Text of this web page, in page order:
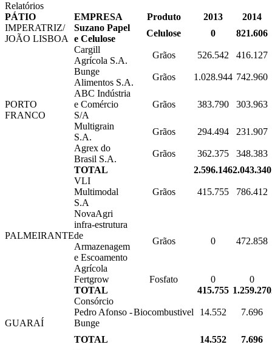
Relatórios
PÁTIO
EMPRESA Produto 2013
2014
IMPERATRIZ/
JOÃO LISBOA
Suzano Papel
e Celulose
Celulose 0 821.606
PORTO
FRANCO
Cargill
Agrícola S.A.
Grãos 526.542
416.127
Bunge
Alimentos S.A.
Grãos 1.028.944 742.960
ABC Indústria
e Comércio
S/A
Grãos 383.790 303.963
Multigrain
S.A.
Grãos 294.494
231.907
Agrex do
Brasil S.A.
Grãos 362.375
348.383
TOTAL
2.596.1462.043.340
PALMEIRANTE
VLI
Multimodal
S.A
Grãos 415.755 786.412
NovaAgri
infra-estrutura
de
Armazenagem
e Escoamento
Agrícola
Grãos 0 472.858
Fertgrow Fosfato 0
0
TOTAL
415.755 1.259.270
GUARAÍ
Consórcio
Pedro Afonso -
Bunge
Biocombustivel 14.552 7.696
TOTAL 14.552 7.696